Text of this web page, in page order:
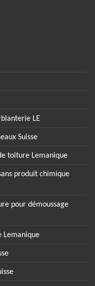
LE
Suisse
toiture Lemanique
produit chimique
pour démoussage
Lemanique